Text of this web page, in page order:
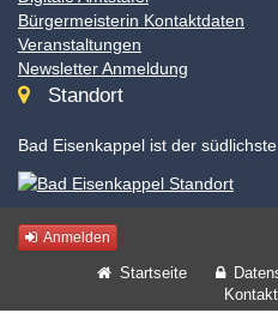
Bürgermeisterin Kontaktdaten
Veranstaltungen
Newsletter Anmeldung
Standort
Bad Eisenkappel ist der
Anmelden
Startseite
Kontakt